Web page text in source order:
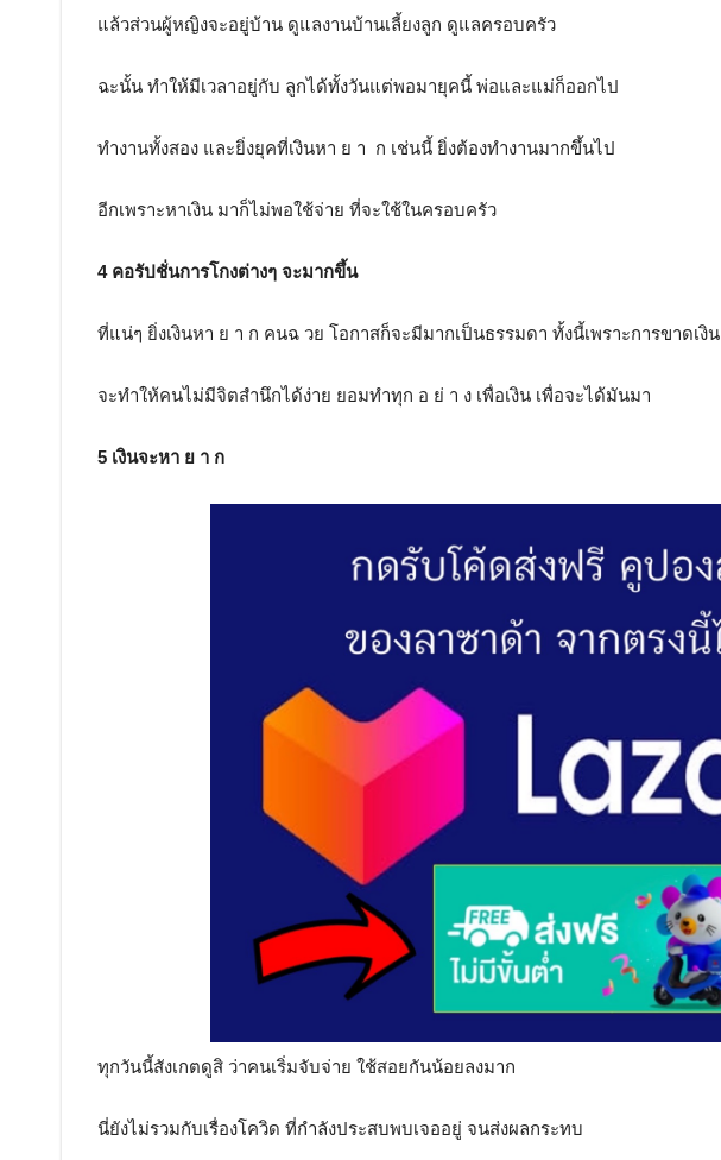
แล้วส่วนผู้หญิงจะอยู่บ้าน ดูแลงานบ้านเลี้ยงลูก ดูแลครอบครัว
ฉะนั้น ทำให้มีเวลาอยู่กับ ลูกได้ทั้งวันแต่พอมายุคนี้ พ่อและแม่ก็ออกไป
ทำงานทั้งสอง และยิ่งยุคที่เงินหา ย า ก เช่นนี้ ยิ่งต้องทำงานมากขึ้นไป
อีกเพราะหาเงิน มาก็ไม่พอใช้จ่าย ที่จะใช้ในครอบครัว
4 คอรัปชั่นการโกงต่างๆ จะมากขึ้น
ที่แน่ๆ ยิ่งเงินหา ย า ก คนฉ วย โอกาสก็จะมีมากเป็นธรรมดา ทั้งนี้เพราะการขาดเงิน
จะทำให้คนไม่มีจิตสำนึกได้ง่าย ยอมทำทุก อ ย่ า ง เพื่อเงิน เพื่อจะได้มันมา
5 เงินจะหา ย า ก
ทุกวันนี้สังเกตดูสิ ว่าคนเริ่มจับจ่าย ใช้สอยกันน้อยลงมาก
นี่ยังไม่รวมกับเรื่องโควิด ที่กำลังประสบพบเจออยู่ จนส่งผลกระทบ